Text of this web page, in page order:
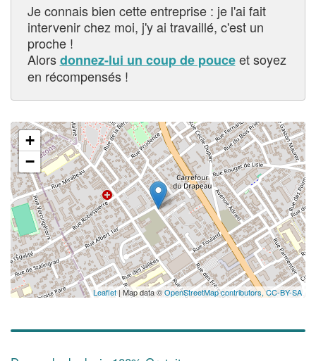
Je connais bien cette entreprise : je l'ai fait
intervenir chez moi, j'y ai travaillé, c'est un
proche !
Alorsdonnez-lui un coup de pouceet soyez
en récompensés !
+
−
Leaflet| Map data ©OpenStreetMap contributors,CC-BY-SA
✕
vos